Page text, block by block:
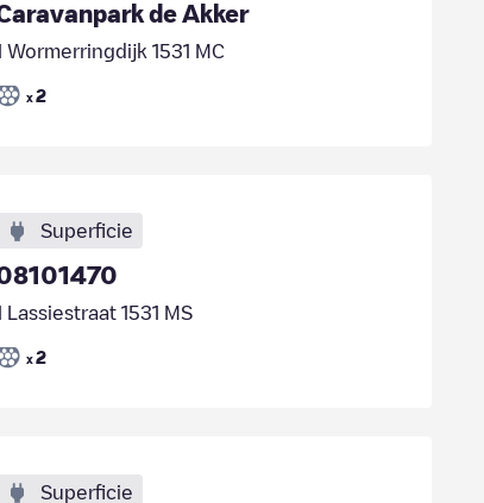
de Akker
Wormerringdijk 1531 MC
x 2
Superficie
Lassiestraat 1531 MS
x 2
Superficie